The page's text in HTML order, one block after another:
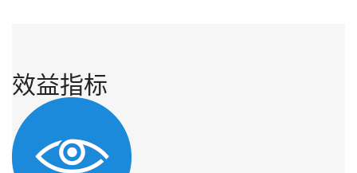
效益指标